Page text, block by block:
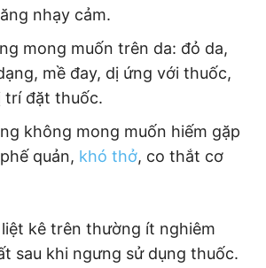
nhạy cảm.
mong muốn trên da: đỏ da,
mề đay, dị ứng với thuốc,
trí đặt thuốc.
không mong muốn hiếm gặp
quản, khó thở, co thắt cơ
kê trên thường ít nghiêm
sau khi ngưng sử dụng thuốc.